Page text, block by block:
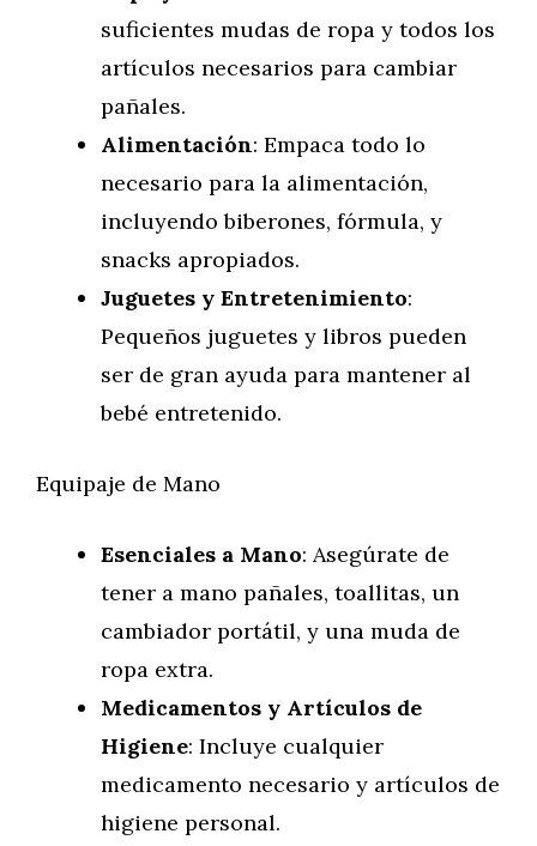
suficientes mudas de ropa y todos los
artículos necesarios para cambiar
pañales.
Alimentación: Empaca todo lo
necesario para la alimentación,
incluyendo biberones, fórmula, y
snacks apropiados.
Juguetes y Entretenimiento:
Pequeños juguetes y libros pueden
ser de gran ayuda para mantener al
bebé entretenido.
Equipaje de Mano
Esenciales a Mano: Asegúrate de
tener a mano pañales, toallitas, un
cambiador portátil, y una muda de
ropa extra.
Medicamentos y Artículos de
Higiene: Incluye cualquier
medicamento necesario y artículos de
higiene personal.